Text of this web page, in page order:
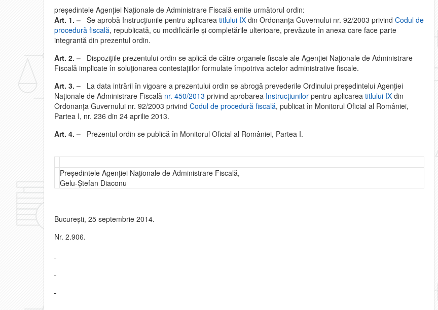
preşedintele Agenţiei Naţionale de Administrare Fiscală emite următorul ordin:
Art. 1. – Se aprobă Instrucţiunile pentru aplicarea titlului IX din Ordonanţa Guvernului nr. 92/2003 privind Codul de
procedură fiscală, republicată, cu modificările şi completările ulterioare, prevăzute în anexa care face parte
integrantă din prezentul ordin.
Art. 2. – Dispoziţiile prezentului ordin se aplică de către organele fiscale ale Agenţiei Naţionale de Administrare
Fiscală implicate în soluţionarea contestaţiilor formulate împotriva actelor administrative fiscale.
Art. 3. – La data intrării în vigoare a prezentului ordin se abrogă prevederile Ordinului preşedintelui Agenţiei
Naţionale de Administrare Fiscală nr. 450/2013 privind aprobarea Instrucţiunilor pentru aplicarea titlului IX din
Ordonanţa Guvernului nr. 92/2003 privind Codul de procedură fiscală, publicat în Monitorul Oficial al României,
Partea I, nr. 236 din 24 aprilie 2013.
Art. 4. – Prezentul ordin se publică în Monitorul Oficial al României, Partea I.
Preşedintele Agenţiei Naţionale de Administrare Fiscală,
Gelu-Ştefan Diaconu
Bucureşti, 25 septembrie 2014.
Nr. 2.906.